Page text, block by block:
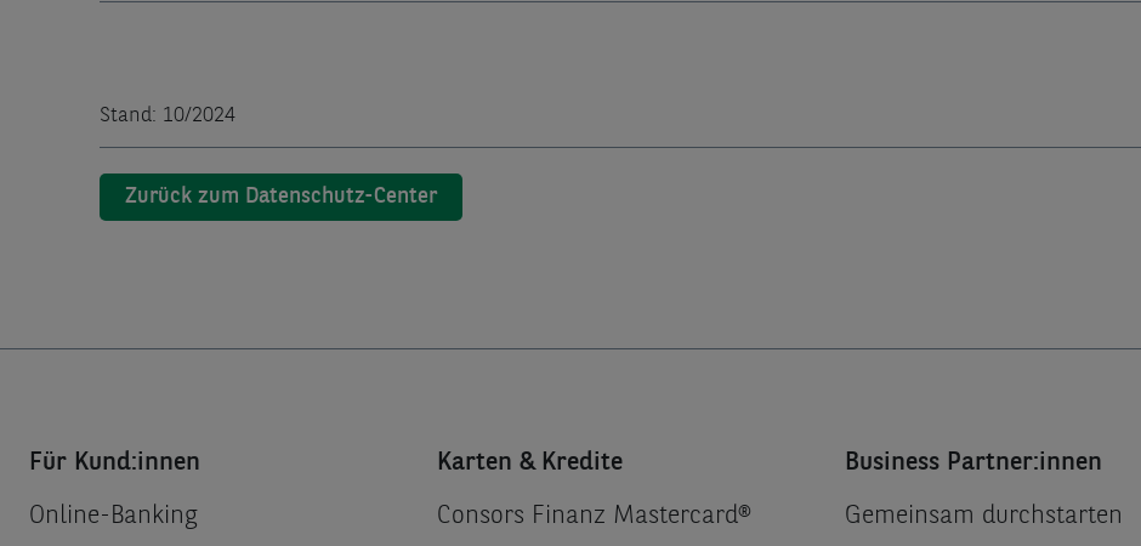
Stand: 10/2024
Zurück zum Datenschutz-Center
Für Kund:innen
Online-Banking
Karten & Kredite
Consors Finanz Mastercard®
Business Partner:innen
Gemeinsam durchstarten